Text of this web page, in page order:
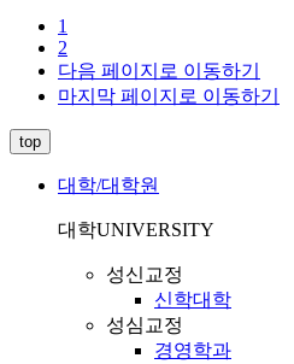
1
2
다음 페이지로 이동하기
마지막 페이지로 이동하기
top
대학/대학원
대학UNIVERSITY
성신교정
신학대학
성심교정
경영학과